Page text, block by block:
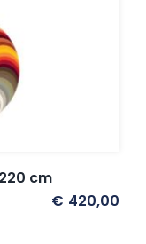
cm
€ 420,00